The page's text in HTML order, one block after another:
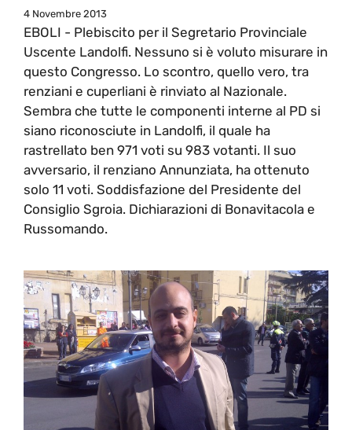
4 Novembre 2013
EBOLI - Plebiscito per il Segretario Provinciale
Uscente Landolfi. Nessuno si è voluto misurare in
questo Congresso. Lo scontro, quello vero, tra
renziani e cuperliani è rinviato al Nazionale.
Sembra che tutte le componenti interne al PD si
siano riconosciute in Landolfi, il quale ha
rastrellato ben 971 voti su 983 votanti. Il suo
avversario, il renziano Annunziata, ha ottenuto
solo 11 voti. Soddisfazione del Presidente del
Consiglio Sgroia. Dichiarazioni di Bonavitacola e
Russomando.